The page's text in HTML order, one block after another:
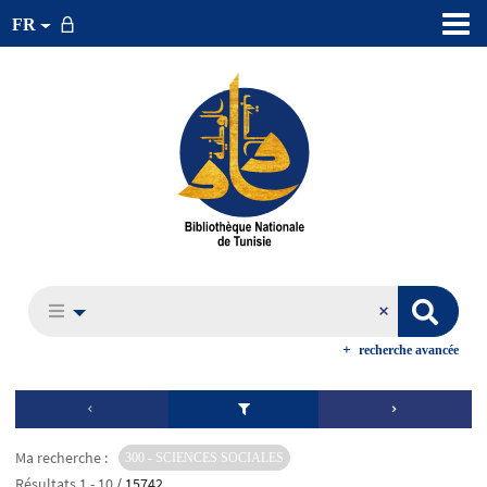
FR
recherche avancée
Ma recherche : 300 - SCIENCES SOCIALES